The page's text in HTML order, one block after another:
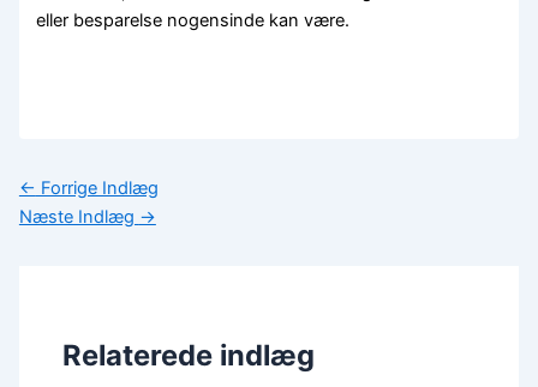
eller besparelse nogensinde kan være.
← Forrige Indlæg
Næste Indlæg →
Relaterede indlæg